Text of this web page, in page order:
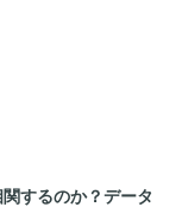
するのか？データ